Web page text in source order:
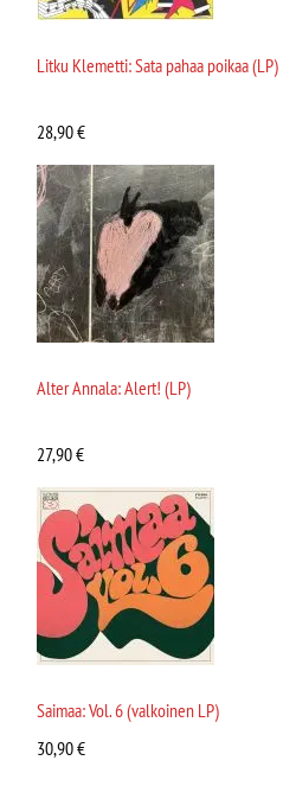
Litku Klemetti: Sata pahaa poikaa (LP)
28,90€
Alter Annala: Alert! (LP)
27,90€
Saimaa: Vol. 6 (valkoinen LP)
30,90€